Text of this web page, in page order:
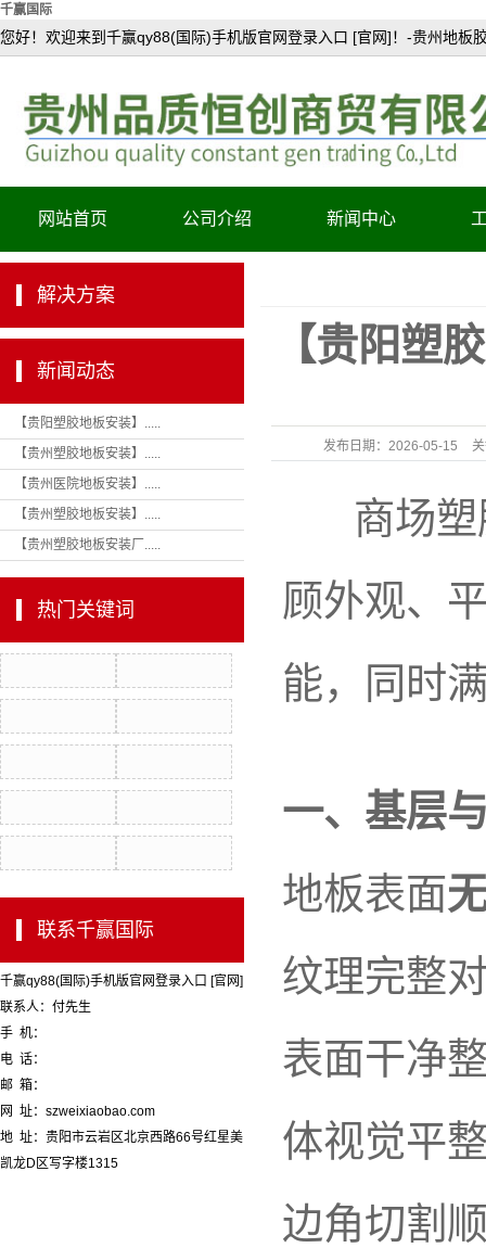
千赢国际
您好！欢迎来到千赢qy88(国际)手机版官网登录入口 [官网]！-贵州地板
网站首页 公司介绍 新闻中心
环
悬浮
室内
解决方案
新闻动态
【贵阳塑胶地板安装】.....
【贵州塑胶地板安装】.....
【贵州医院地板安装】.....
【贵州塑胶地板安装】.....
【贵州塑胶地板安装厂.....
热门关键词
联系千赢国际
千赢qy88(国际)手机版官网登录入口 [官网]
联系人：付先生
手 机：
电 话：
邮 箱：
网 址：szweixiaobao.com
地 址：贵阳市云岩区北京西路66号红星美
凯龙D区写字楼1315
【贵阳塑
发布日期： 2026-05-15
商场塑
顾外观、
能，同时
一、基层
地板表面
纹理完整
表面干净
体视觉平
边角切割